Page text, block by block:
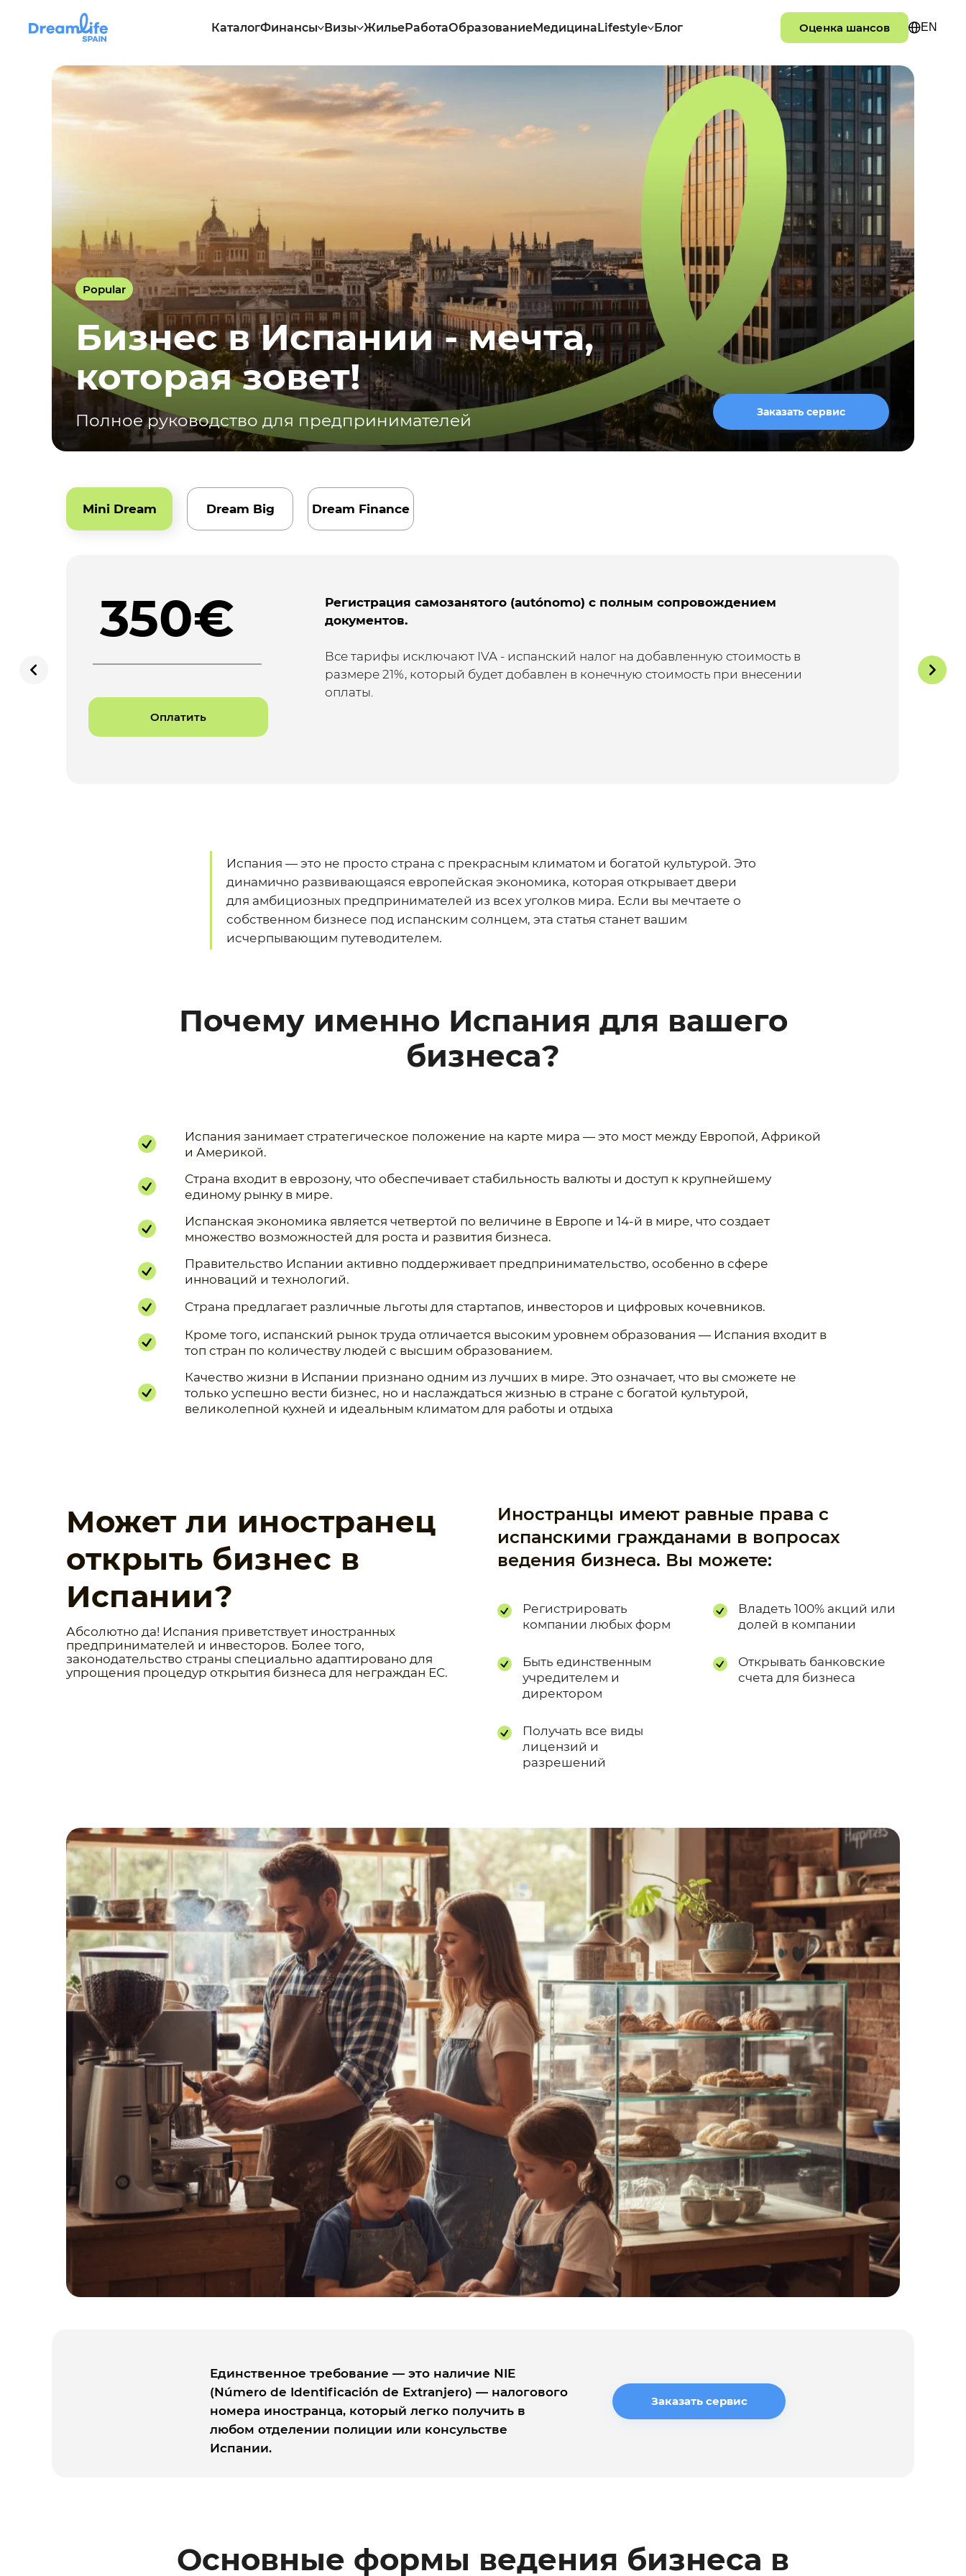
КаталогФинансы Визы ЖильеРаботаОбразованиеМедицинаLifestyle Блог Оценка шансов EN
Бизнес в Испании - мечта,
которая зовет!
Полное руководство для предпринимателей Заказать сервис
Popular
Mini Dream Dream Big Dream Finance
Оплатить
Регистрация самозанятого (autónomo) с полным сопровождением
документов.
Все тарифы исключают IVA - испанский налог на добавленную стоимость в
размере 21%, который будет добавлен в конечную стоимость при внесении
оплаты.
350€
Испания — это не просто страна с прекрасным климатом и богатой культурой. Это
динамично развивающаяся европейская экономика, которая открывает двери
для амбициозных предпринимателей из всех уголков мира. Если вы мечтаете о
собственном бизнесе под испанским солнцем, эта статья станет вашим
исчерпывающим путеводителем.
Почему именно Испания для вашего
бизнеса?
Испания занимает стратегическое положение на карте мира — это мост между Европой, Африкой
и Америкой.
Страна входит в еврозону, что обеспечивает стабильность валюты и доступ к крупнейшему
единому рынку в мире.
Испанская экономика является четвертой по величине в Европе и 14-й в мире, что создает
множество возможностей для роста и развития бизнеса.
Правительство Испании активно поддерживает предпринимательство, особенно в сфере
инноваций и технологий.
Страна предлагает различные льготы для стартапов, инвесторов и цифровых кочевников.
Кроме того, испанский рынок труда отличается высоким уровнем образования — Испания входит в
топ стран по количеству людей с высшим образованием.
Качество жизни в Испании признано одним из лучших в мире. Это означает, что вы сможете не
только успешно вести бизнес, но и наслаждаться жизнью в стране с богатой культурой,
великолепной кухней и идеальным климатом для работы и отдыха
Может ли иностранец
открыть бизнес в
Испании?
Абсолютно да! Испания приветствует иностранных
предпринимателей и инвесторов. Более того,
законодательство страны специально адаптировано для
упрощения процедур открытия бизнеса для неграждан ЕС.
Иностранцы имеют равные права с
испанскими гражданами в вопросах
ведения бизнеса. Вы можете:
Регистрировать
компании любых форм
Владеть 100% акций или
долей в компании
Быть единственным
учредителем и
директором
Открывать банковские
счета для бизнеса
Получать все виды
лицензий и
разрешений
Единственное требование — это наличие NIE
(Número de Identificación de Extranjero) — налогового
номера иностранца, который легко получить в
любом отделении полиции или консульстве
Испании.
Заказать сервис
Основные формы ведения бизнеса в